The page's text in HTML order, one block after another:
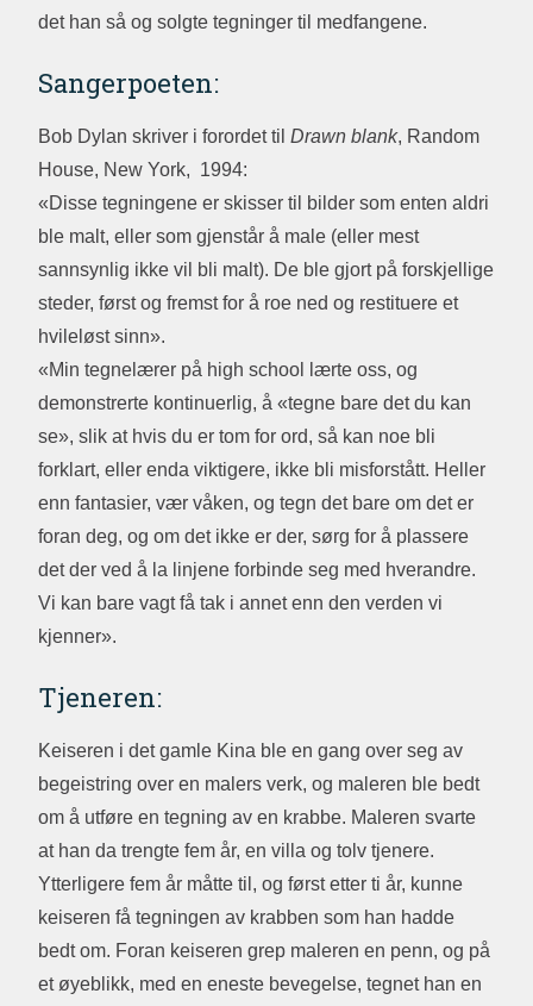
det han så og solgte tegninger til medfangene.
Sangerpoeten:
Bob Dylan skriver i forordet til Drawn blank, Random
House, New York, 1994:
«Disse tegningene er skisser til bilder som enten aldri
ble malt, eller som gjenstår å male (eller mest
sannsynlig ikke vil bli malt). De ble gjort på forskjellige
steder, først og fremst for å roe ned og restituere et
hvileløst sinn».
«Min tegnelærer på high school lærte oss, og
demonstrerte kontinuerlig, å «tegne bare det du kan
se», slik at hvis du er tom for ord, så kan noe bli
forklart, eller enda viktigere, ikke bli misforstått. Heller
enn fantasier, vær våken, og tegn det bare om det er
foran deg, og om det ikke er der, sørg for å plassere
det der ved å la linjene forbinde seg med hverandre.
Vi kan bare vagt få tak i annet enn den verden vi
kjenner».
Tjeneren:
Keiseren i det gamle Kina ble en gang over seg av
begeistring over en malers verk, og maleren ble bedt
om å utføre en tegning av en krabbe. Maleren svarte
at han da trengte fem år, en villa og tolv tjenere.
Ytterligere fem år måtte til, og først etter ti år, kunne
keiseren få tegningen av krabben som han hadde
bedt om. Foran keiseren grep maleren en penn, og på
et øyeblikk, med en eneste bevegelse, tegnet han en